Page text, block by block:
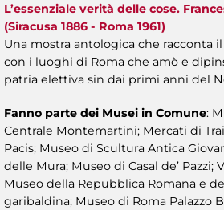
L’essenziale verità delle cose.
(Siracusa 1886 - Roma 1961)
Una mostra antologica che racconta
con i luoghi di Roma che amò e
patria elettiva sin dai primi anni del
Fanno parte dei Musei in Comune:
Centrale Montemartini; Mercati di
Pacis; Museo di Scultura Antica
delle Mura; Museo di Casal de’ Pazzi;
Museo della Repubblica Romana e
garibaldina; Museo di Roma Palazzo